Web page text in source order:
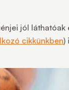
jól láthatóak
cikkünkben)